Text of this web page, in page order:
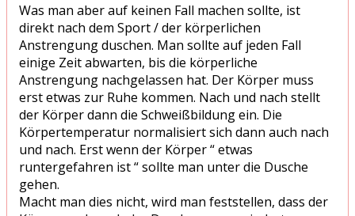
Was man aber auf keinen Fall machen sollte, ist
direkt nach dem Sport / der körperlichen
Anstrengung duschen. Man sollte auf jeden Fall
einige Zeit abwarten, bis die körperliche
Anstrengung nachgelassen hat. Der Körper muss
erst etwas zur Ruhe kommen. Nach und nach stellt
der Körper dann die Schweißbildung ein. Die
Körpertemperatur normalisiert sich dann auch nach
und nach. Erst wenn der Körper “ etwas
runtergefahren ist “ sollte man unter die Dusche
gehen.
Macht man dies nicht, wird man feststellen, dass der